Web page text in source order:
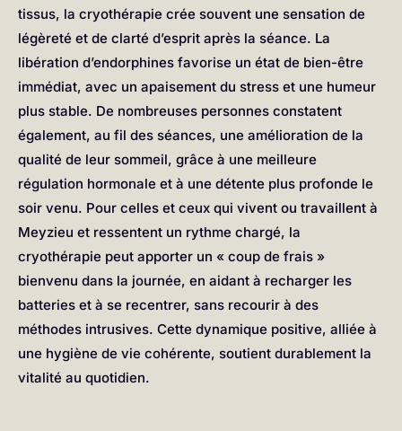
tissus, la cryothérapie crée souvent une sensation de
légèreté et de clarté d’esprit après la séance. La
libération d’endorphines favorise un état de bien-être
immédiat, avec un apaisement du stress et une humeur
plus stable. De nombreuses personnes constatent
également, au fil des séances, une amélioration de la
qualité de leur sommeil, grâce à une meilleure
régulation hormonale et à une détente plus profonde le
soir venu. Pour celles et ceux qui vivent ou travaillent à
Meyzieu et ressentent un rythme chargé, la
cryothérapie peut apporter un « coup de frais »
bienvenu dans la journée, en aidant à recharger les
batteries et à se recentrer, sans recourir à des
méthodes intrusives. Cette dynamique positive, alliée à
une hygiène de vie cohérente, soutient durablement la
vitalité au quotidien.